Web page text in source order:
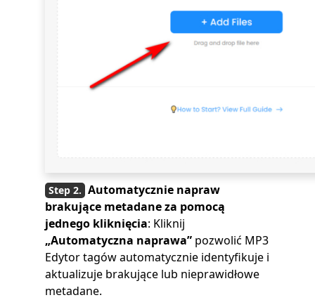
Automatycznie napraw
brakujące metadane za pomocą
jednego kliknięcia: Kliknij
„Automatyczna naprawa” pozwolić MP3
Edytor tagów automatycznie identyfikuje i
aktualizuje brakujące lub nieprawidłowe
metadane.